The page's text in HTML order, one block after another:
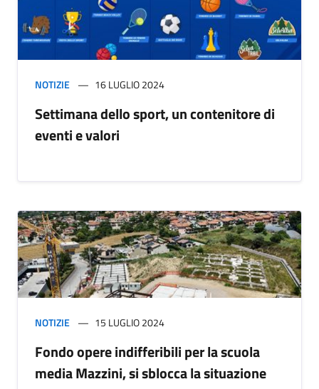
NOTIZIE 16 LUGLIO 2024
Settimana dello sport, un contenitore di
eventi e valori
NOTIZIE 15 LUGLIO 2024
Fondo opere indifferibili per la scuola
media Mazzini, si sblocca la situazione